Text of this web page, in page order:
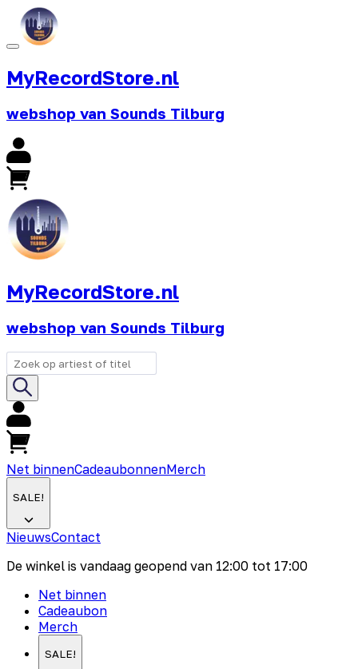
MyRecordStore.nl
webshop van Sounds Tilburg
MyRecordStore.nl
webshop van Sounds Tilburg
Net binnenCadeaubonnenMerch
SALE!
NieuwsContact
De winkel is vandaag geopend van 12:00 tot 17:00
Net binnen
Cadeaubon
Merch
SALE!